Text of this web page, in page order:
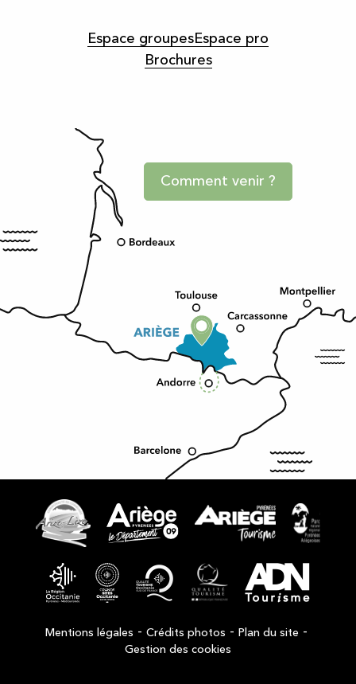
Espace groupesEspace pro
Brochures
Comment venir ?
Mentions légales - Crédits photos - Plan du site -
Gestion des cookies